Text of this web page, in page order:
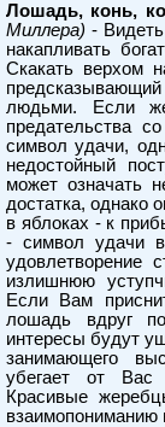
Лошадь, конь,
Миллера) -
накапливать
Скакать верхом
людьми. Если
предательства
символ удачи,
недостойный
может означать
достатка, однако
в яблоках - к
- символ удачи
удовлетворение
излишнюю
Если Вам
лошадь вдруг
интересы будут
занимающего
убегает от Вас
Красивые
взаимопониманию